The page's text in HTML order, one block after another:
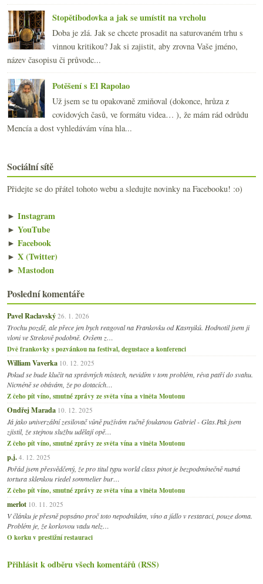
Stopětibodovka a jak se umístit na vrcholu
Doba je zlá. Jak se chcete prosadit na saturovaném trhu s
vinnou kritikou? Jak si zajistit, aby zrovna Vaše jméno,
název časopisu či průvodc...
Potěšení s El Rapolao
Už jsem se tu opakovaně zmiňoval (dokonce, hrůza z
covidových časů, ve formátu videa… ), že mám rád odrůdu
Mencía a dost vyhledávám vína hla...
Sociální sítě
Přidejte se do přátel tohoto webu a sledujte novinky na Facebooku! :o)
► Instagram
► YouTube
► Facebook
► X (Twitter)
► Mastodon
Poslední komentáře
Pavel Raclavský 26. 1. 2026
Trochu pozdě, ale přece jen bych reagoval na Frankovku od Kasnyiků. Hodnotil jsem ji
vloni ve Strekově podobně. Ovšem z…
Dvě frankovky s pozvánkou na festival, degustace a konferenci
William Vaverka 10. 12. 2025
Pokud se bude klučit na správných místech, nevidím v tom problém, réva patří do svahu.
Nicméně se obávám, že po dotacích…
Z čeho pít víno, smutné zprávy ze světa vína a viněta Moutonu
Ondřej Marada 10. 12. 2025
Já jako univerzální zesilovač vůně pužívám ručně foukanou Gabriel - Glas.Pak jsem
zjistil, že stejnou službu udělají opě…
Z čeho pít víno, smutné zprávy ze světa vína a viněta Moutonu
p.j. 4. 12. 2025
Pořád jsem přesvědčený, že pro titul typu world class pinot je bezpodmínečně nutná
tortura sklenkou riedel sommelier bur…
Z čeho pít víno, smutné zprávy ze světa vína a viněta Moutonu
merlot 10. 11. 2025
V článku je přesně popsáno proč toto nepodnikám, víno a jídlo v restaraci, pouze doma.
Problém je, že korkovou vadu nelz…
O korku v prestižní restauraci
Přihlásit k odběru všech komentářů (RSS)